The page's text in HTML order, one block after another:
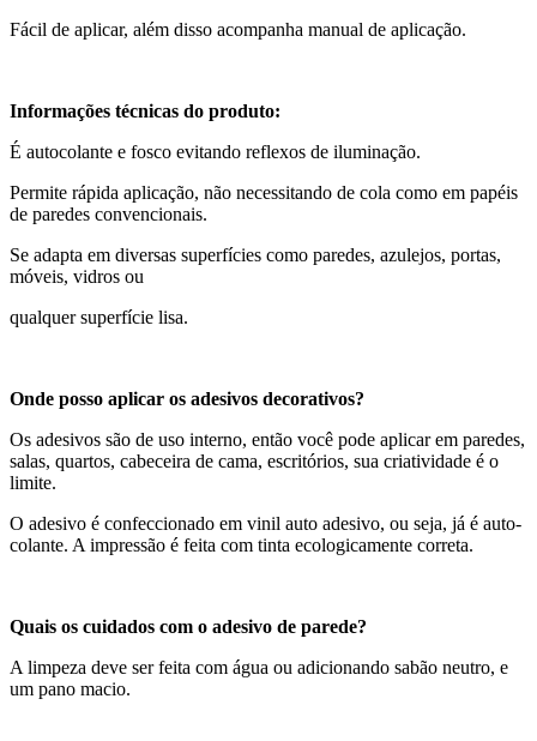
Fácil de aplicar, além disso acompanha manual de aplicação.
Informações técnicas do produto:
É autocolante e fosco evitando reflexos de iluminação.
Permite rápida aplicação, não necessitando de cola como em papéis
de paredes convencionais.
Se adapta em diversas superfícies como paredes, azulejos, portas,
móveis, vidros ou
qualquer superfície lisa.
Onde posso aplicar os adesivos decorativos?
Os adesivos são de uso interno, então você pode aplicar em paredes,
salas, quartos, cabeceira de cama, escritórios, sua criatividade é o
limite.
O adesivo é confeccionado em vinil auto adesivo, ou seja, já é auto-
colante. A impressão é feita com tinta ecologicamente correta.
Quais os cuidados com o adesivo de parede?
A limpeza deve ser feita com água ou adicionando sabão neutro, e
um pano macio.